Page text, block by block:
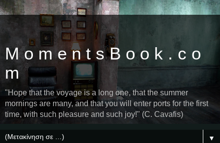
M o m e n t s B o o k . c o
m
"Hope that the voyage is a long one, that the summer
mornings are many, and that you will enter ports for the first
time, with such pleasure and such joy!" (C. Cavafis)
▼